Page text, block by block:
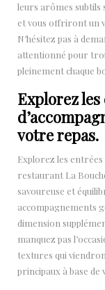
leurs arômes
et vous offriront un
N’hésitez pas à
attentionné pour
pleinement chaque
Explorez
votre repas.
Explorez les
restaurant La
savoureuse et
accompagnements
dimension
manquez pas
textures qui
principaux à base de